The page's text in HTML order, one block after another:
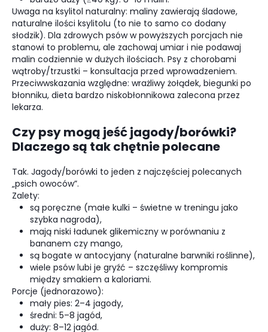
Uwaga na ksylitol naturalny: maliny zawierają śladowe,
naturalne ilości ksylitolu (to nie to samo co dodany
słodzik). Dla zdrowych psów w powyższych porcjach nie
stanowi to problemu, ale zachowaj umiar i nie podawaj
malin codziennie w dużych ilościach. Psy z chorobami
wątroby/trzustki – konsultacja przed wprowadzeniem.
Przeciwwskazania względne: wrażliwy żołądek, biegunki po
błonniku, dieta bardzo niskobłonnikowa zalecona przez
lekarza.
Czy psy mogą jeść jagody/borówki?
Dlaczego są tak chętnie polecane
Tak. Jagody/borówki to jeden z najczęściej polecanych
„psich owoców”.
Zalety:
są poręczne (małe kulki – świetne w treningu jako
szybka nagroda),
mają niski ładunek glikemiczny w porównaniu z
bananem czy mango,
są bogate w antocyjany (naturalne barwniki roślinne),
wiele psów lubi je gryźć – szczęśliwy kompromis
między smakiem a kaloriami.
Porcje (jednorazowo):
mały pies: 2–4 jagody,
średni: 5–8 jagód,
duży: 8–12 jagód.